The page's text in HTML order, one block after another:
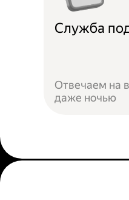
Служба
Отвечаем на
даже ночью